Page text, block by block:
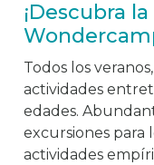
¡Descubra
Todos los
actividades
edades.
excursiones para
actividades